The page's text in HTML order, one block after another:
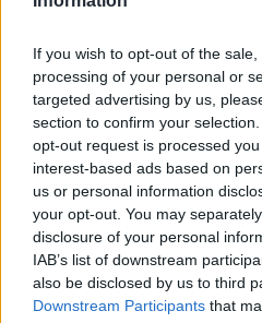
If you wish to opt-out of the
processing of your personal or
targeted advertising by us,
section to confirm your
opt-out request is processed
interest-based ads based on
us or personal information
your opt-out. You may
disclosure of your personal
IAB’s list of downstream
also be disclosed by us to third
Downstream Participants that